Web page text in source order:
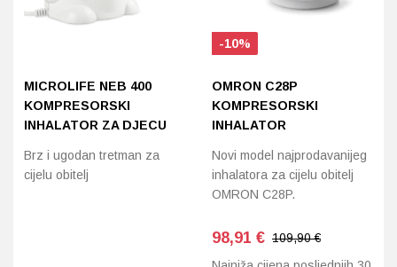
MICROLIFE NEB 400
KOMPRESORSKI
INHALATOR ZA DJECU
Brz i ugodan tretman za
cijelu obitelj
-10%
OMRON C28P
KOMPRESORSKI
INHALATOR
Novi model najprodavanijeg
inhalatora za cijelu obitelj
OMRON C28P.
98,91 € 109,90 €